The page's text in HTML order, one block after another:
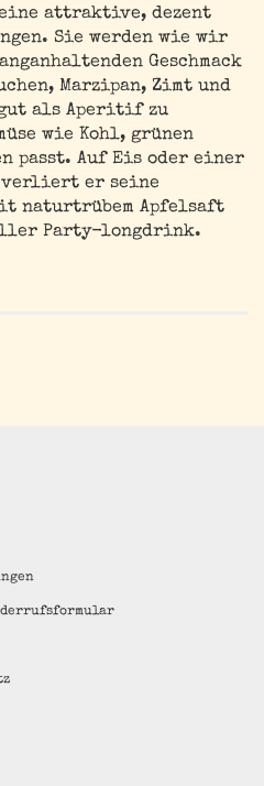
attraktive, dezent
Sie werden wie wir
Geschmack
Marzipan, Zimt und
als Aperitif zu
wie Kohl, grünen
passt. Auf Eis oder einer
verliert er seine
naturtrübem Apfelsaft
Party-longdrink.